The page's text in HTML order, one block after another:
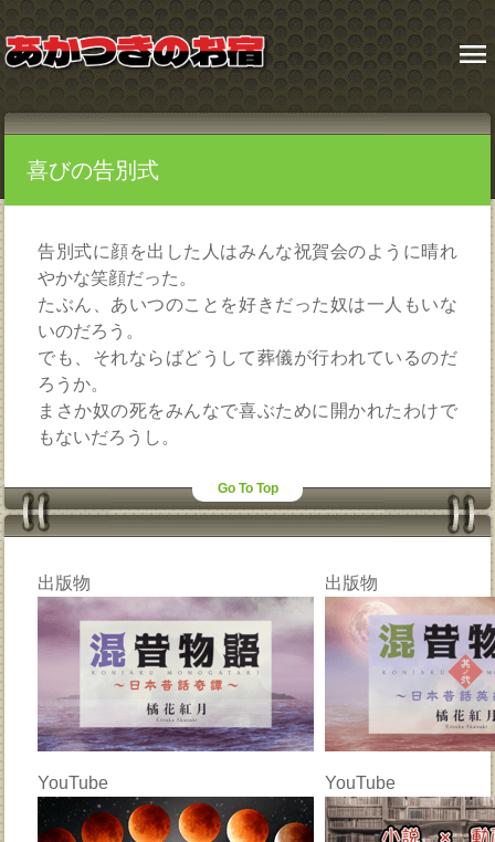
menu
喜びの告別式
告別式に顔を出した人はみんな祝賀会のように晴れ
やかな笑顔だった。
たぶん、あいつのことを好きだった奴は一人もいな
いのだろう。
でも、それならばどうして葬儀が行われているのだ
ろうか。
まさか奴の死をみんなで喜ぶために開かれたわけで
もないだろうし。
Go To Top
出版物 出版物
YouTube YouTube